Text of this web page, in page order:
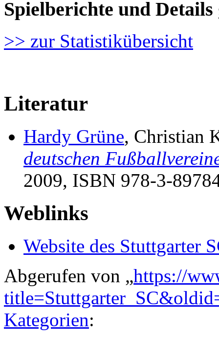
Spielberichte und
>> zur Statistikübersicht
Literatur
Hardy Grüne, Christian
deutschen
2009, ISBN 978-3-
Weblinks
Website des Stuttgarter
Abgerufen von „https://
Kategorien: